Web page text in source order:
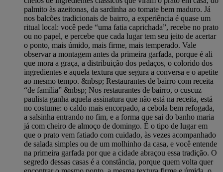
palmito às azeitonas, da sardinha ao tomate bem maduro. Já
nos balcões tradicionais de bairro, a experiência é quase um
ritual local: você pede “uma fatia caprichada”, recebe no prato
ou no papel, e percebe que cada lugar tem seu jeito de acertar
o ponto, mais úmido, mais firme, mais temperado. Vale
observar a montagem antes da primeira garfada, porque é ali
que mora a graça, a distribuição dos pedaços, o colorido dos
ingredientes e aquela textura que segura a conversa e o apetite
ao mesmo tempo. &nbsp; Restaurantes de bairro com receita
“de família” &nbsp; Nos restaurantes de bairro, o cuscuz
paulista ganha aquela assinatura que não está na receita, está
no costume: o caldo mais encorpado, a cebola bem refogada,
a salsinha entrando no fim, e a forma que sai do banho maria
já com cheiro de almoço de domingo. É o tipo de lugar em
que o prato vem fatiado com cuidado, às vezes acompanhado
de salada simples ou de um molhinho da casa, e você entende
na primeira garfada por que a cidade abraçou essa tradição. O
segredo dessas casas é a constância, porque quem volta quer